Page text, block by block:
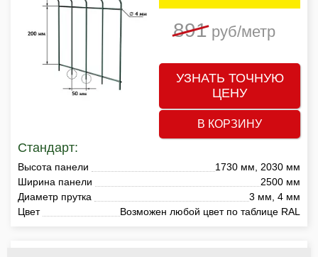
891руб/метр
УЗНАТЬ ТОЧНУЮ
ЦЕНУ
В КОРЗИНУ
Стандарт:
Высота панели
1730 мм, 2030 мм
Ширина панели
2500 мм
Диаметр прутка
3 мм, 4 мм
Цвет
Возможен любой цвет по таблице RAL